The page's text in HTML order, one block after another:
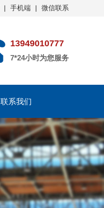
| 手机端 | 微信联系
13949010777
7*24小时为您服务
联系我们